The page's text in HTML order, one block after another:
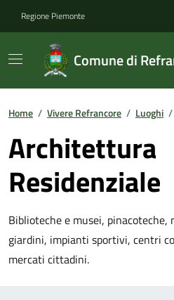
Regione Piemonte
Comune di
Home / Vivere Refrancore / Luoghi /
Architettura
Residenziale
Biblioteche e musei,
giardini, impianti sportivi, centri
mercati cittadini.